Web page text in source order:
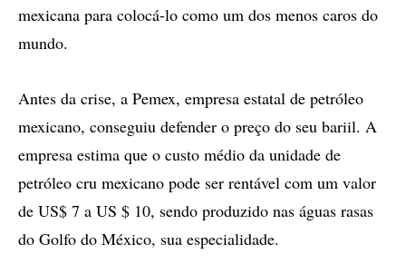
mexicana para colocá-lo como um dos menos caros do
mundo.
Antes da crise, a Pemex, empresa estatal de petróleo
mexicano, conseguiu defender o preço do seu bariil. A
empresa estima que o custo médio da unidade de
petróleo cru mexicano pode ser rentável com um valor
de US$ 7 a US $ 10, sendo produzido nas águas rasas
do Golfo do México, sua especialidade.